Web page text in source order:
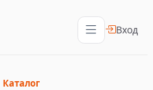
Вход
Каталог